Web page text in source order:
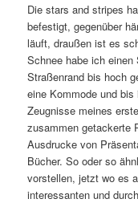
Die stars and stripes
befestigt, gegenüber
läuft, draußen ist es
Schnee habe ich
Straßenrand bis hoch
eine Kommode und
Zeugnisse meines
zusammen getackerte
Ausdrucke von
Bücher. So oder so
vorstellen, jetzt wo es
interessanten und